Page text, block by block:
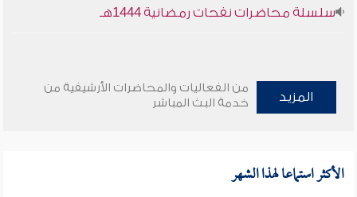
سلسلة محاضرات نفحات رمضانية 1444هـ
المزيد
من الفعاليات والمحاضرات الأرشيفية من
خدمة البث المباشر
الأكثر استماعا لهذا الشهر